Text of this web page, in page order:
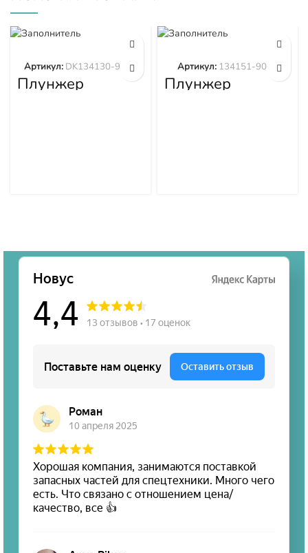
Плунжер
DK134130-9320
Артикул: DK134130-9320
Плунжер
134151-9020
Артикул: 134151-9020